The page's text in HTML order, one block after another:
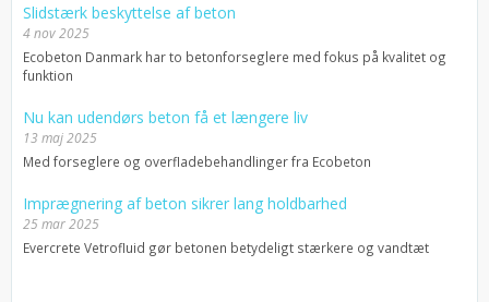
Slidstærk beskyttelse af beton
4 nov 2025
Ecobeton Danmark har to betonforseglere med fokus på kvalitet og
funktion
Nu kan udendørs beton få et længere liv
13 maj 2025
Med forseglere og overfladebehandlinger fra Ecobeton
Imprægnering af beton sikrer lang holdbarhed
25 mar 2025
Evercrete Vetrofluid gør betonen betydeligt stærkere og vandtæt